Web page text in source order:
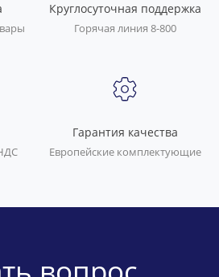
Круглосуточная поддержка
Горячая линия 8-800
Гарантия качества
Европейские комплектующие